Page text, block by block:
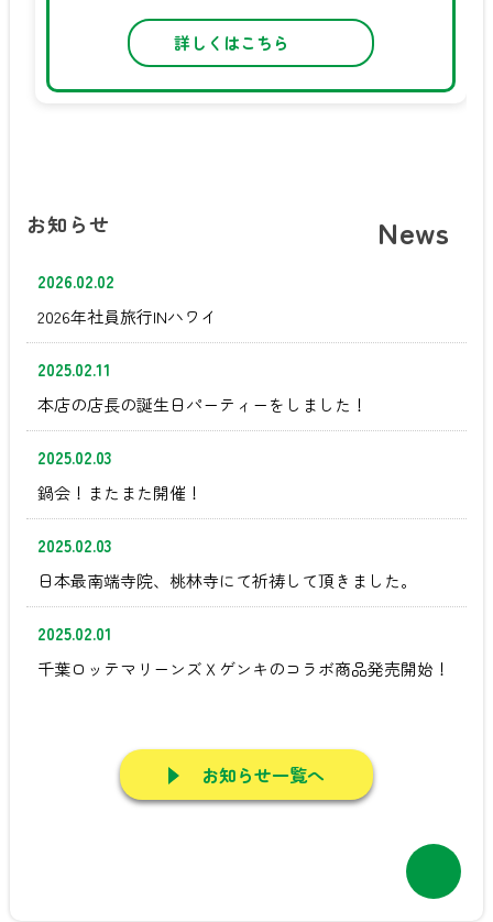
詳しくはこちら
お知らせ News
2026.02.02
2026年社員旅行INハワイ
2025.02.11
本店の店長の誕生日パーティーをしました！
2025.02.03
鍋会！またまた開催！
2025.02.03
日本最南端寺院、桃林寺にて祈祷して頂きました。
2025.02.01
千葉ロッテマリーンズＸゲンキのコラボ商品発売開始！
お知らせ一覧へ